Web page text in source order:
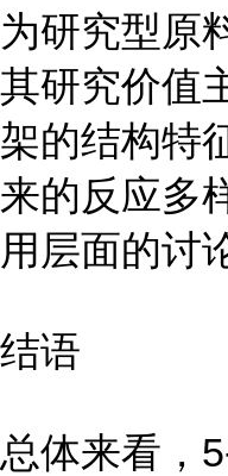
为研究型原
其研究价值
架的结构特
来的反应多
用层面的讨
结语
总体来看，